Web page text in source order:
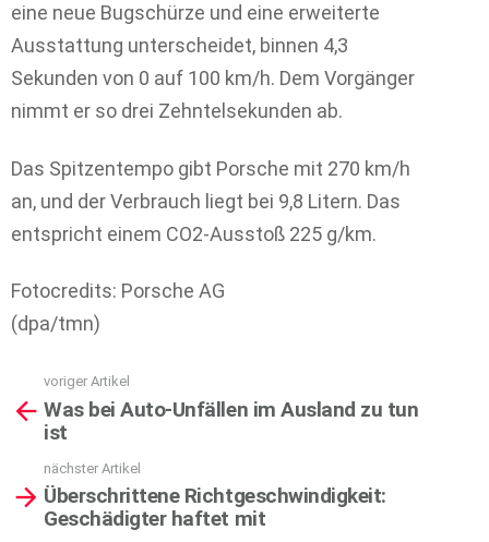
eine neue Bugschürze und eine erweiterte
Ausstattung unterscheidet, binnen 4,3
Sekunden von 0 auf 100 km/h. Dem Vorgänger
nimmt er so drei Zehntelsekunden ab.
Das Spitzentempo gibt Porsche mit 270 km/h
an, und der Verbrauch liegt bei 9,8 Litern. Das
entspricht einem CO2-Ausstoß 225 g/km.
Fotocredits: Porsche AG
(dpa/tmn)
more
voriger Artikel
Was bei Auto-Unfällen im Ausland zu tun
ist
nächster Artikel
Überschrittene Richtgeschwindigkeit:
Geschädigter haftet mit